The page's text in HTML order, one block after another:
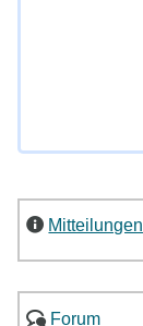
Mitteilungen
Forum